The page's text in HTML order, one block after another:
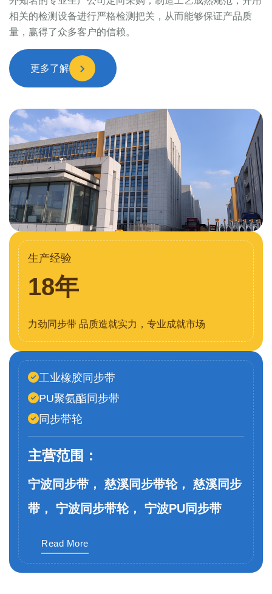
相关的检测设备进行严格检测把关，从而能够保证产品质
量，赢得了众多客户的信赖。
更多了解
生产经验
18年
力劲同步带 品质造就实力，专业成就市场
工业橡胶同步带
PU聚氨酯同步带
同步带轮
主营范围：
宁波同步带， 慈溪同步带轮， 慈溪同步
带， 宁波同步带轮， 宁波PU同步带
Read More